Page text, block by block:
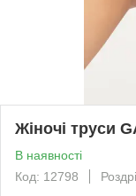
Жіночі труси
В наявності
Код: 12798